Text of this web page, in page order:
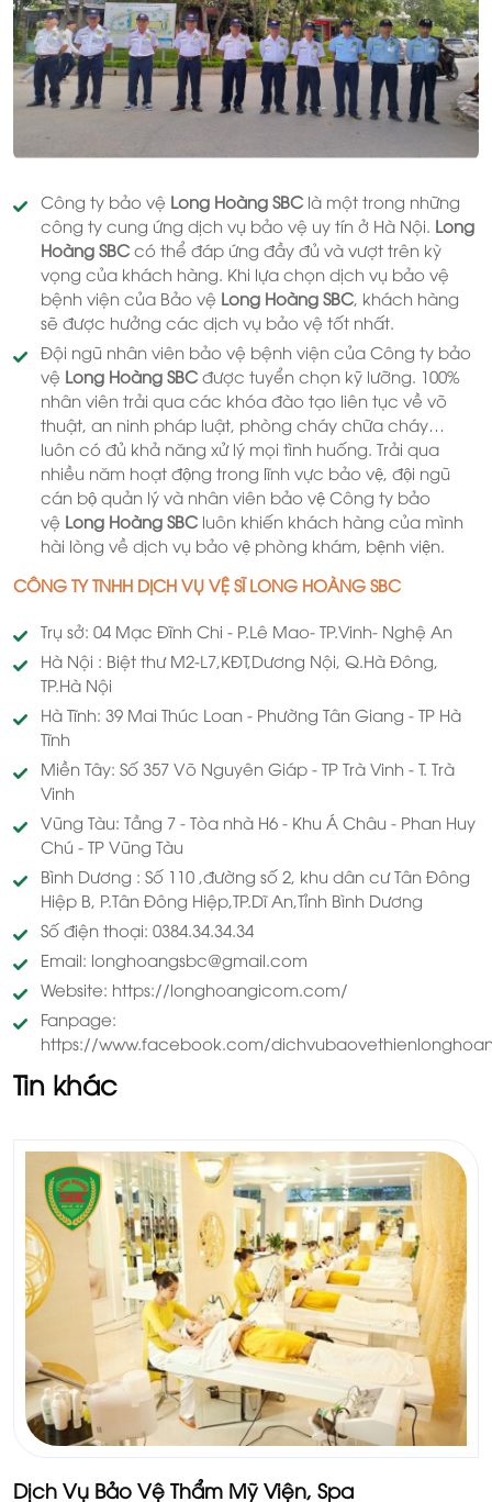
Công ty bảo vệ Long Hoàng SBC là một trong những
công ty cung ứng dịch vụ bảo vệ uy tín ở Hà Nội. Long
Hoàng SBC có thể đáp ứng đầy đủ và vượt trên kỳ
vọng của khách hàng. Khi lựa chọn dịch vụ bảo vệ
bệnh viện của Bảo vệ Long Hoàng SBC, khách hàng
sẽ được hưởng các dịch vụ bảo vệ tốt nhất.
Đội ngũ nhân viên bảo vệ bệnh viện của Công ty bảo
vệ Long Hoàng SBC được tuyển chọn kỹ lưỡng. 100%
nhân viên trải qua các khóa đào tạo liên tục về võ
thuật, an ninh pháp luật, phòng cháy chữa cháy…
luôn có đủ khả năng xử lý mọi tình huống. Trải qua
nhiều năm hoạt động trong lĩnh vực bảo vệ, đội ngũ
cán bộ quản lý và nhân viên bảo vệ Công ty bảo
vệ Long Hoàng SBC luôn khiến khách hàng của mình
hài lòng về dịch vụ bảo vệ phòng khám, bệnh viện.
CÔNG TY TNHH DỊCH VỤ VỆ SĨ LONG HOÀNG SBC
Trụ sở: 04 Mạc Đĩnh Chi - P.Lê Mao- TP.Vinh- Nghệ An
Hà Nội : Biệt thư M2-L7,KĐT,Dương Nội, Q.Hà Đông,
TP.Hà Nội
Hà Tĩnh: 39 Mai Thúc Loan - Phường Tân Giang - TP Hà
Tĩnh
Miền Tây: Số 357 Võ Nguyên Giáp - TP Trà Vinh - T. Trà
Vinh
Vũng Tàu: Tầng 7 - Tòa nhà H6 - Khu Á Châu - Phan Huy
Chú - TP Vũng Tàu
Bình Dương : Số 110 ,đường số 2, khu dân cư Tân Đông
Hiệp B, P.Tân Đông Hiệp,TP.Dĩ An,Tỉnh Bình Dương
Số điện thoại: 0384.34.34.34
Email: longhoangsbc@gmail.com
Website: https://longhoangicom.com/
Fanpage:
https://www.facebook.com/
Tin khác
Dịch Vụ Bảo Vệ Thẩm Mỹ Viện, Spa